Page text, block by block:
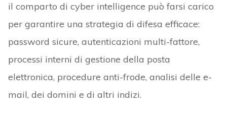
il comparto di cyber intelligence può farsi carico
per garantire una strategia di difesa efficace:
password sicure, autenticazioni multi-fattore,
processi interni di gestione della posta
elettronica, procedure anti-frode, analisi delle e-
mail, dei domini e di altri indizi.